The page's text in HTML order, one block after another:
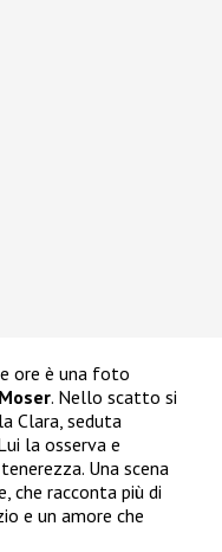
ore è una foto
. Nello scatto si
Clara, seduta
la osserva e
Una scena
che racconta più di
e un amore che